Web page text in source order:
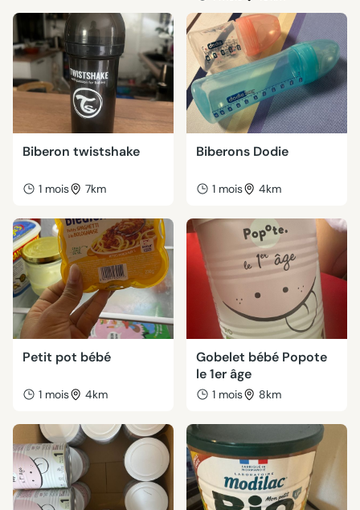
Biberon twistshake
1 mois 7km
Biberons Dodie
1 mois 4km
Petit pot bébé
1 mois 4km
Gobelet bébé Popote
le 1er âge
1 mois 8km